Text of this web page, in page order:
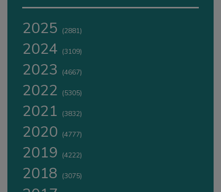
2025 (2881)
2024 (3109)
2023 (4667)
2022 (5305)
2021 (3832)
2020 (4777)
2019 (4222)
2018 (3075)